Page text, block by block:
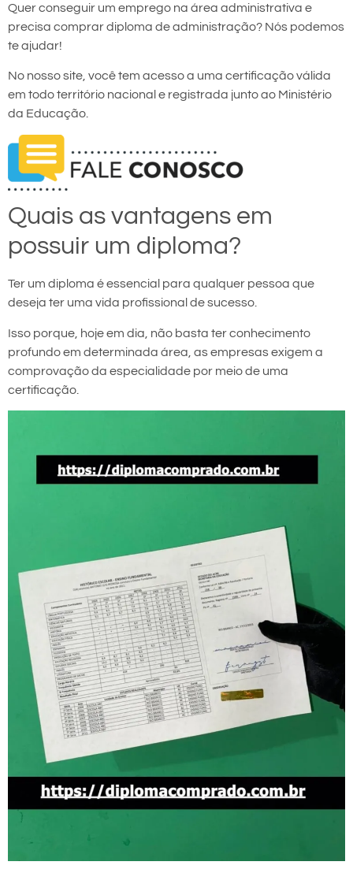
Quer conseguir um emprego na área administrativa e
precisa comprar diploma de administração? Nós podemos
te ajudar!
No nosso site, você tem acesso a uma certificação válida
em todo território nacional e registrada junto ao Ministério
da Educação.
Quais as vantagens em
possuir um diploma?
Ter um diploma é essencial para qualquer pessoa que
deseja ter uma vida profissional de sucesso.
Isso porque, hoje em dia, não basta ter conhecimento
profundo em determinada área, as empresas exigem a
comprovação da especialidade por meio de uma
certificação.